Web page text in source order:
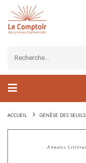
ACCUEIL GENÈSE DES SEUILS